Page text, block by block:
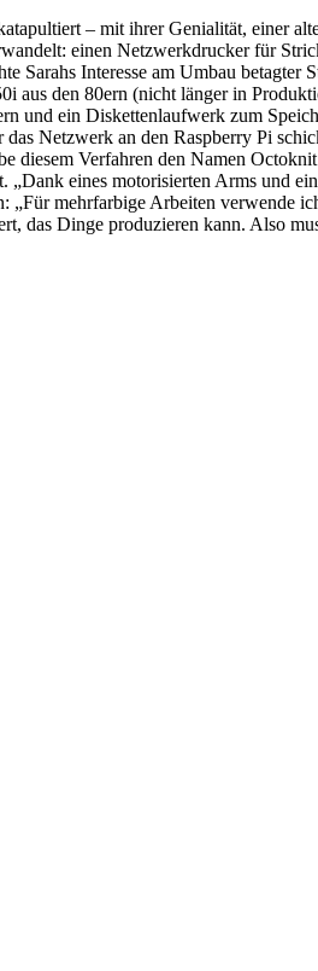
– mit ihrer Genialität, einer
einen Netzwerkdrucker für
Sarahs Interesse am Umbau
den 80ern (nicht länger in
und ein Diskettenlaufwerk zum
Netzwerk an den Raspberry Pi
diesem Verfahren den Namen
eines motorisierten Arms und
mehrfarbige Arbeiten verwende
das Dinge produzieren kann. Also